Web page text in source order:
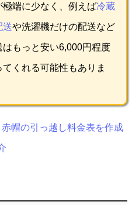
端に少なく、例えば冷蔵
送や洗濯機だけの配送など
はもっと安い6,000円程度
てくれる可能性もありま
赤帽の引っ越し料金表を作成